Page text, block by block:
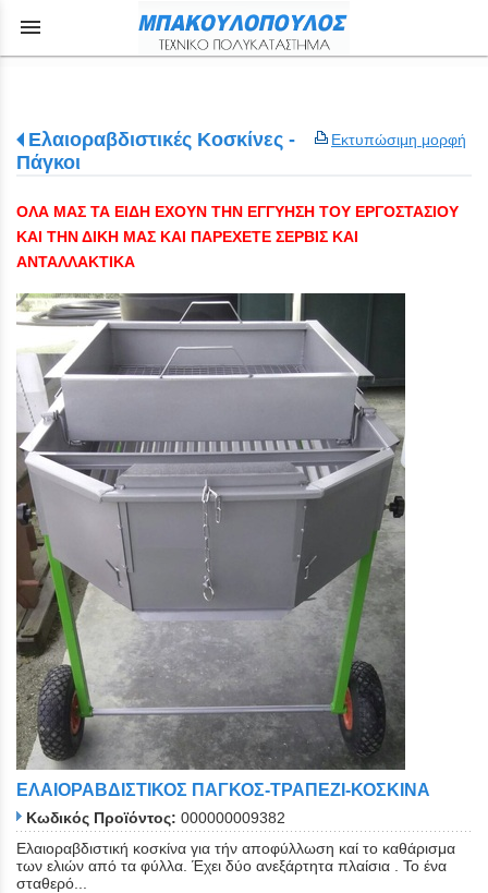
menu
Εκτυπώσιμη μορφή
Ελαιοραβδιστικές Κοσκίνες -
Πάγκοι
ΟΛΑ ΜΑΣ ΤΑ ΕΙΔΗ ΕΧΟΥΝ ΤΗΝ ΕΓΓΥΗΣΗ ΤΟΥ ΕΡΓΟΣΤΑΣΙΟΥ
ΚΑΙ ΤΗΝ ΔΙΚΗ ΜΑΣ ΚΑΙ ΠΑΡΕΧΕΤΕ ΣΕΡΒΙΣ ΚΑΙ
ΑΝΤΑΛΛΑΚΤΙΚΑ
ΕΛΑΙΟΡΑΒΔΙΣΤΙΚΟΣ ΠΑΓΚΟΣ-ΤΡΑΠΕΖΙ-ΚΟΣΚΙΝΑ
Κωδικός Προϊόντος: 000000009382
Ελαιοραβδιστική κοσκίνα για τήν αποφύλλωση καί το καθάρισμα
των ελιών από τα φύλλα. Έχει δύο ανεξάρτητα πλαίσια . Το ένα
σταθερό...